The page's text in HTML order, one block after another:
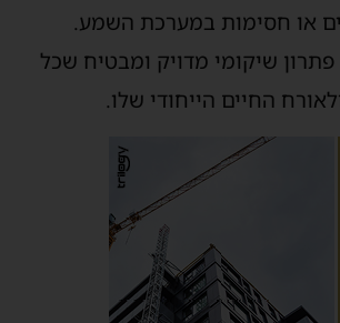
או חסימות במערכת השמע.
שיקומי מדויק ומבטיח שכל
החיים הייחודי שלו.